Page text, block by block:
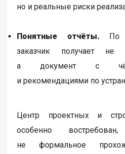
но и реальные риски
Понятные отчёты. По
заказчик получает не
а документ с
и рекомендациями по
Центр проектных и
особенно
не формальное